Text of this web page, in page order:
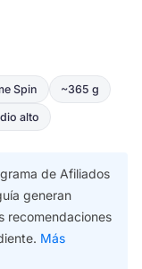
Spin ~365 g
alto
de Afiliados
generan
recomendaciones
Más